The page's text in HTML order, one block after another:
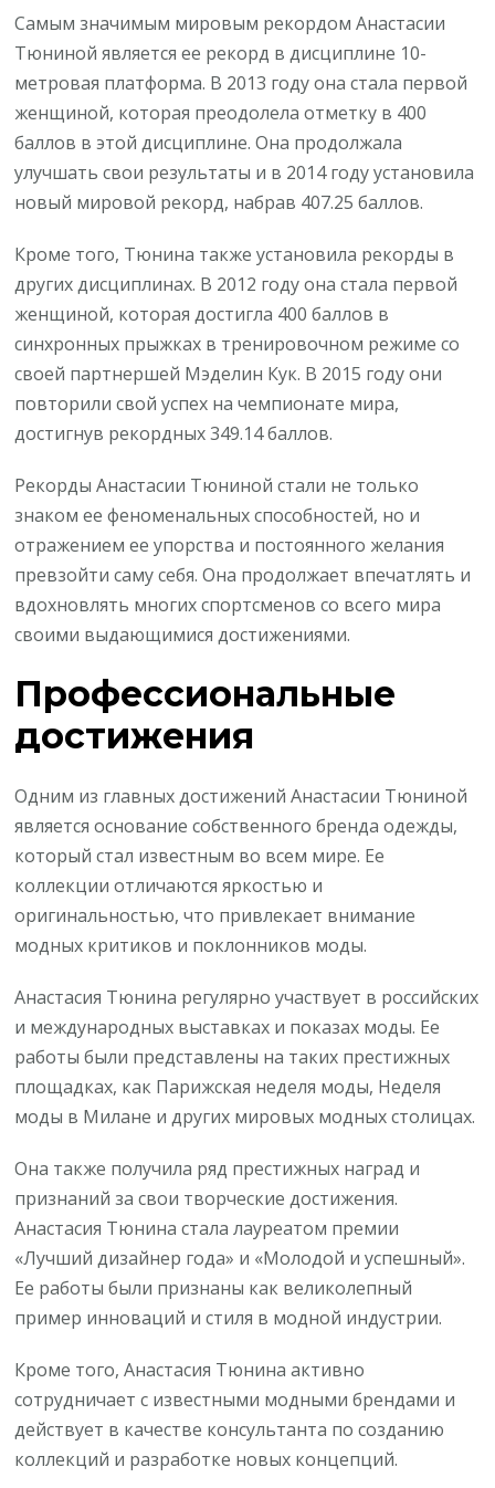
Самым значимым мировым рекордом Анастасии
Тюниной является ее рекорд в дисциплине 10-
метровая платформа. В 2013 году она стала первой
женщиной, которая преодолела отметку в 400
баллов в этой дисциплине. Она продолжала
улучшать свои результаты и в 2014 году установила
новый мировой рекорд, набрав 407.25 баллов.
Кроме того, Тюнина также установила рекорды в
других дисциплинах. В 2012 году она стала первой
женщиной, которая достигла 400 баллов в
синхронных прыжках в тренировочном режиме со
своей партнершей Мэделин Кук. В 2015 году они
повторили свой успех на чемпионате мира,
достигнув рекордных 349.14 баллов.
Рекорды Анастасии Тюниной стали не только
знаком ее феноменальных способностей, но и
отражением ее упорства и постоянного желания
превзойти саму себя. Она продолжает впечатлять и
вдохновлять многих спортсменов со всего мира
своими выдающимися достижениями.
Профессиональные
достижения
Одним из главных достижений Анастасии Тюниной
является основание собственного бренда одежды,
который стал известным во всем мире. Ее
коллекции отличаются яркостью и
оригинальностью, что привлекает внимание
модных критиков и поклонников моды.
Анастасия Тюнина регулярно участвует в российских
и международных выставках и показах моды. Ее
работы были представлены на таких престижных
площадках, как Парижская неделя моды, Неделя
моды в Милане и других мировых модных столицах.
Она также получила ряд престижных наград и
признаний за свои творческие достижения.
Анастасия Тюнина стала лауреатом премии
«Лучший дизайнер года» и «Молодой и успешный».
Ее работы были признаны как великолепный
пример инноваций и стиля в модной индустрии.
Кроме того, Анастасия Тюнина активно
сотрудничает с известными модными брендами и
действует в качестве консультанта по созданию
коллекций и разработке новых концепций.